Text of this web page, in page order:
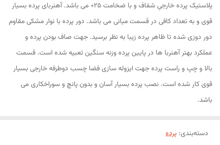
پلاستیک پرده خارجیِ شفاف و با ضخامت 025 می باشد. آهنربای پرده بسیار
قوی و به تعداد کافی در قسمت میانی می باشد. دور پرده با نوار مشکی مقاوم
دور دوزی شده تا ظاهر پرده زیبا به نظر برسید. جهت صاف بودن پرده و
عملکرد بهتر آهنربا ها در پایین پرده وزنه سنگین تعبیه شده است. قسمت
بالا و چپ و راست پرده جهت ایزوله سازی فضا چسب دوطرفه خارجی بسیار
قوی کار شده است. نصب پرده بسیار آسان و بدون پانچ و سوراخکاری می
باشد.
دسته‌بندی: پرده